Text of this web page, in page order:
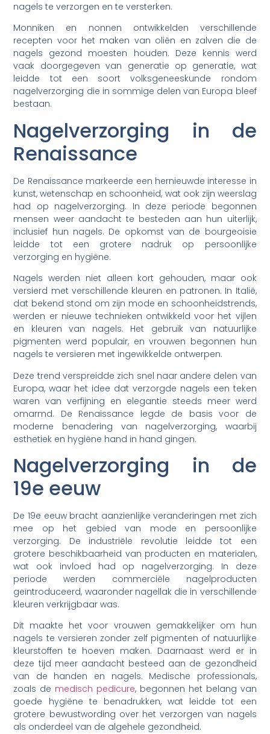
nagels te verzorgen en te versterken.
Monniken en nonnen ontwikkelden verschillende
recepten voor het maken van oliën en zalven die de
nagels gezond moesten houden. Deze kennis werd
vaak doorgegeven van generatie op generatie, wat
leidde tot een soort volksgeneeskunde rondom
nagelverzorging die in sommige delen van Europa bleef
bestaan.
Nagelverzorging in de
Renaissance
De Renaissance markeerde een hernieuwde interesse in
kunst, wetenschap en schoonheid, wat ook zijn weerslag
had op nagelverzorging. In deze periode begonnen
mensen weer aandacht te besteden aan hun uiterlijk,
inclusief hun nagels. De opkomst van de bourgeoisie
leidde tot een grotere nadruk op persoonlijke
verzorging en hygiëne.
Nagels werden niet alleen kort gehouden, maar ook
versierd met verschillende kleuren en patronen. In Italië,
dat bekend stond om zijn mode en schoonheidstrends,
werden er nieuwe technieken ontwikkeld voor het vijlen
en kleuren van nagels. Het gebruik van natuurlijke
pigmenten werd populair, en vrouwen begonnen hun
nagels te versieren met ingewikkelde ontwerpen.
Deze trend verspreidde zich snel naar andere delen van
Europa, waar het idee dat verzorgde nagels een teken
waren van verfijning en elegantie steeds meer werd
omarmd. De Renaissance legde de basis voor de
moderne benadering van nagelverzorging, waarbij
esthetiek en hygiëne hand in hand gingen.
Nagelverzorging in de
19e eeuw
De 19e eeuw bracht aanzienlijke veranderingen met zich
mee op het gebied van mode en persoonlijke
verzorging. De industriële revolutie leidde tot een
grotere beschikbaarheid van producten en materialen,
wat ook invloed had op nagelverzorging. In deze
periode werden commerciële nagelproducten
geïntroduceerd, waaronder nagellak die in verschillende
kleuren verkrijgbaar was.
Dit maakte het voor vrouwen gemakkelijker om hun
nagels te versieren zonder zelf pigmenten of natuurlijke
kleurstoffen te hoeven maken. Daarnaast werd er in
deze tijd meer aandacht besteed aan de gezondheid
van de handen en nagels. Medische professionals,
zoals de medisch pedicure, begonnen het belang van
goede hygiëne te benadrukken, wat leidde tot een
grotere bewustwording over het verzorgen van nagels
als onderdeel van de algehele gezondheid.